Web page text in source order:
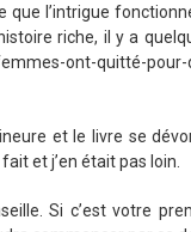
que l’intrigue
riche, il y a
femmes-ont-quitté-
et le livre se
et j’en était pas loin.
Si c’est votre